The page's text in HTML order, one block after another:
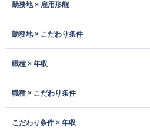
勤務地 × 雇用形態
勤務地 × こだわり条件
職種 × 年収
職種 × こだわり条件
こだわり条件 × 年収